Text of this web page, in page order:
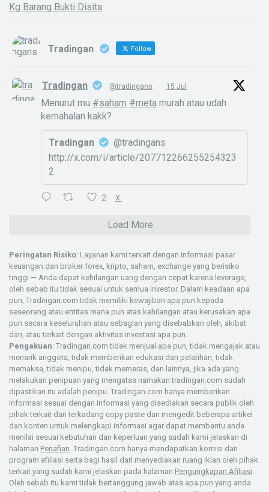
Kg Barang Bukti Disita
Tradingan Follow
Tradingan @tradingans · 15 Jul
Menurut mu #saham #meta murah atau udah
kemahalan kakk?
Tradingan
@tradingans
http://x.com/i/article/207712266255254323
2
2 X
Load More
Peringatan Risiko: Layanan kami terkait dengan informasi pasar
keuangan dan broker forex, kripto, saham, exchange yang berisiko
tinggi — Anda dapat kehilangan uang dengan cepat karena leverage,
oleh sebab itu tidak sesuai untuk semua investor. Dalam keadaan apa
pun, Tradingan.com tidak memiliki kewajiban apa pun kepada
seseorang atau entitas mana pun atas kehilangan atau kerusakan apa
pun secara keseluruhan atau sebagian yang disebabkan oleh, akibat
dari, atau terkait dengan aktivitas investasi apa pun.
Pengakuan: Tradingan.com tidak menjual apa pun, tidak mengajak atau
menarik anggota, tidak memberikan edukasi dan pelatihan, tidak
memaksa, tidak menipu, tidak memeras, dan lainnya, jika ada yang
melakukan penipuan yang mengatas namakan tradingan.com sudah
dipastikan itu adalah penipu. Tradingan.com hanya memberikan
informasi sesuai dengan informasi yang disediakan secara publik oleh
pihak terkait dan terkadang copy paste dan mengedit beberapa artikel
dan konten untuk melengkapi informasi agar dapat membantu anda
menilai sesuai kebutuhan dan keperluan yang sudah kami jelaskan di
halaman Penafian . Tradingan.com hanya mendapatkan komisi dari
program afiliasi serta bagi hasil dari menyediakan ruang iklan oleh pihak
terkait yang sudah kami jelaskan pada halaman Pengungkapan Afiliasi
Oleh sebab itu kami tidak bertanggung jawab atas apa pun yang anda